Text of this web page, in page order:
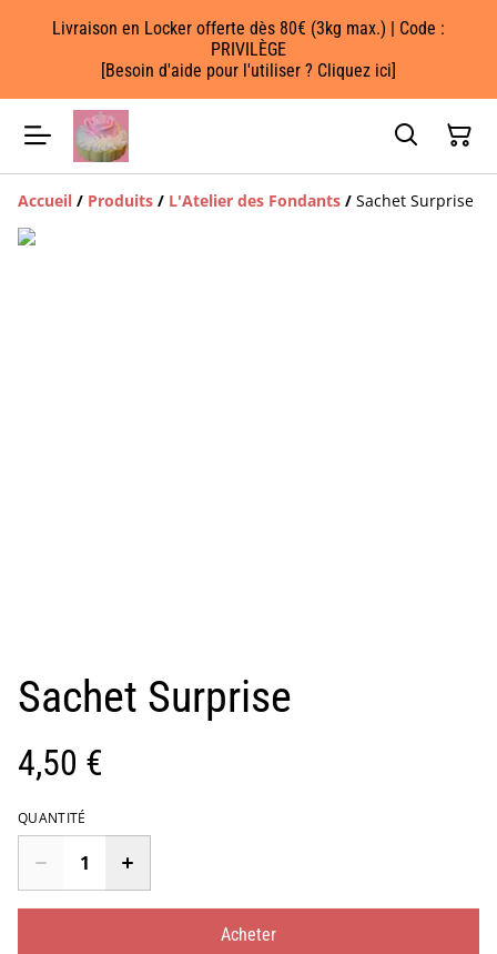
Livraison en Locker offerte dès 80€ (3kg max.) | Code :
PRIVILÈGE
[Besoin d'aide pour l'utiliser ? Cliquez ici]
Accueil / Produits / L'Atelier des Fondants / Sachet Surprise
Sachet Surprise
4,50 €
QUANTITÉ
Acheter